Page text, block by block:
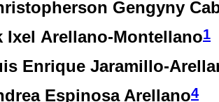
Gengyny
Ixel Arellano-Montellano1
Enrique Jaramillo-
Espinosa Arellano4